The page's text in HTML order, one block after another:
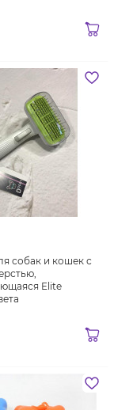
собак и кошек с
Elite